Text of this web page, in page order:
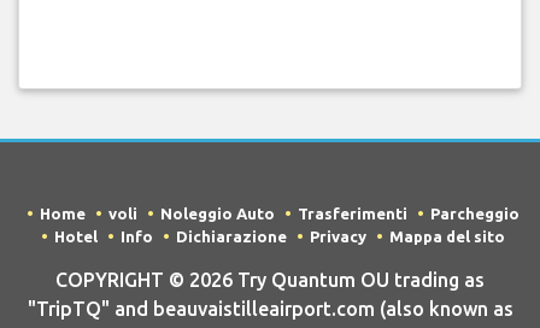
Home voli Noleggio Auto Trasferimenti
Parcheggio
Hotel
Info Dichiarazione Privacy Mappa del sito
COPYRIGHT © 2026 Try Quantum OU trading as
"TripTQ" and beauvaistilleairport.com (also known as